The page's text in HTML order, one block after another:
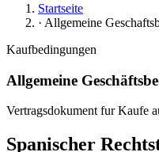
Startseite
· Allgemeine
Kaufbedingungen
Allgemeine
Vertragsdokument fur Kaufe
Spanischer